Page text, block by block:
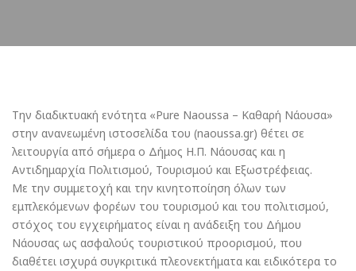
Την διαδικτυακή ενότητα «Pure Naoussa – Καθαρή Νάουσα»
στην ανανεωμένη ιστοσελίδα του (naoussa.gr) θέτει σε
λειτουργία από σήμερα ο Δήμος Η.Π. Νάουσας και η
Αντιδημαρχία Πολιτισμού, Τουρισμού και Εξωστρέφειας.
Με την συμμετοχή και την κινητοποίηση όλων των
εμπλεκόμενων φορέων του τουρισμού και του πολιτισμού,
στόχος του εγχειρήματος είναι η ανάδειξη του Δήμου
Νάουσας ως ασφαλούς τουριστικού προορισμού, που
διαθέτει ισχυρά συγκριτικά πλεονεκτήματα και ειδικότερα το